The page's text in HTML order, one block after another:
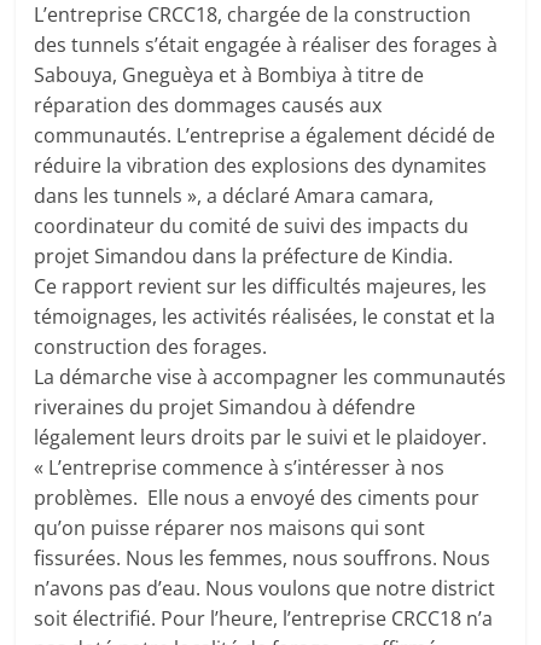
L’entreprise CRCC18, chargée de la construction
des tunnels s’était engagée à réaliser des forages à
Sabouya, Gneguèya et à Bombiya à titre de
réparation des dommages causés aux
communautés. L’entreprise a également décidé de
réduire la vibration des explosions des dynamites
dans les tunnels », a déclaré Amara camara,
coordinateur du comité de suivi des impacts du
projet Simandou dans la préfecture de Kindia.
Ce rapport revient sur les difficultés majeures, les
témoignages, les activités réalisées, le constat et la
construction des forages.
La démarche vise à accompagner les communautés
riveraines du projet Simandou à défendre
légalement leurs droits par le suivi et le plaidoyer.
« L’entreprise commence à s’intéresser à nos
problèmes. Elle nous a envoyé des ciments pour
qu’on puisse réparer nos maisons qui sont
fissurées. Nous les femmes, nous souffrons. Nous
n’avons pas d’eau. Nous voulons que notre district
soit électrifié. Pour l’heure, l’entreprise CRCC18 n’a